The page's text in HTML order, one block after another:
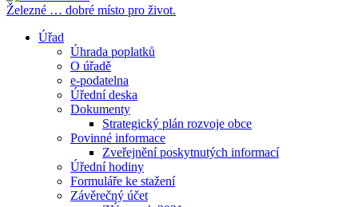
Železné … dobré místo pro život.
Úřad
Úhrada poplatků
O úřadě
e-podatelna
Úřední deska
Dokumenty
Strategický plán rozvoje obce
Povinné informace
Zveřejnění poskytnutých informací
Úřední hodiny
Formuláře ke stažení
Závěrečný účet